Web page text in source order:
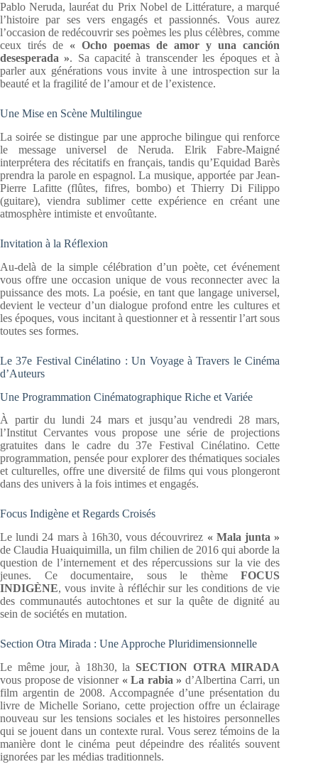
Pablo Neruda, lauréat du Prix Nobel de Littérature, a marqué
l’histoire par ses vers engagés et passionnés. Vous aurez
l’occasion de redécouvrir ses poèmes les plus célèbres, comme
ceux tirés de « Ocho poemas de amor y una canción
desesperada ». Sa capacité à transcender les époques et à
parler aux générations vous invite à une introspection sur la
beauté et la fragilité de l’amour et de l’existence.
Une Mise en Scène Multilingue
La soirée se distingue par une approche bilingue qui renforce
le message universel de Neruda. Elrik Fabre-Maigné
interprétera des récitatifs en français, tandis qu’Equidad Barès
prendra la parole en espagnol. La musique, apportée par Jean-
Pierre Lafitte (flûtes, fifres, bombo) et Thierry Di Filippo
(guitare), viendra sublimer cette expérience en créant une
atmosphère intimiste et envoûtante.
Invitation à la Réflexion
Au-delà de la simple célébration d’un poète, cet événement
vous offre une occasion unique de vous reconnecter avec la
puissance des mots. La poésie, en tant que langage universel,
devient le vecteur d’un dialogue profond entre les cultures et
les époques, vous incitant à questionner et à ressentir l’art sous
toutes ses formes.
Le 37e Festival Cinélatino : Un Voyage à Travers le Cinéma
d’Auteurs
Une Programmation Cinématographique Riche et Variée
À partir du lundi 24 mars et jusqu’au vendredi 28 mars,
l’Institut Cervantes vous propose une série de projections
gratuites dans le cadre du 37e Festival Cinélatino. Cette
programmation, pensée pour explorer des thématiques sociales
et culturelles, offre une diversité de films qui vous plongeront
dans des univers à la fois intimes et engagés.
Focus Indigène et Regards Croisés
Le lundi 24 mars à 16h30, vous découvrirez « Mala junta »
de Claudia Huaiquimilla, un film chilien de 2016 qui aborde la
question de l’internement et des répercussions sur la vie des
jeunes. Ce documentaire, sous le thèmeFOCUS
INDIGÈNE, vous invite à réfléchir sur les conditions de vie
des communautés autochtones et sur la quête de dignité au
sein de sociétés en mutation.
Section Otra Mirada : Une Approche Pluridimensionnelle
Le même jour, à 18h30, la SECTION OTRA MIRADA
vous propose de visionner « La rabia » d’Albertina Carri, un
film argentin de 2008. Accompagnée d’une présentation du
livre de Michelle Soriano, cette projection offre un éclairage
nouveau sur les tensions sociales et les histoires personnelles
qui se jouent dans un contexte rural. Vous serez témoins de la
manière dont le cinéma peut dépeindre des réalités souvent
ignorées par les médias traditionnels.